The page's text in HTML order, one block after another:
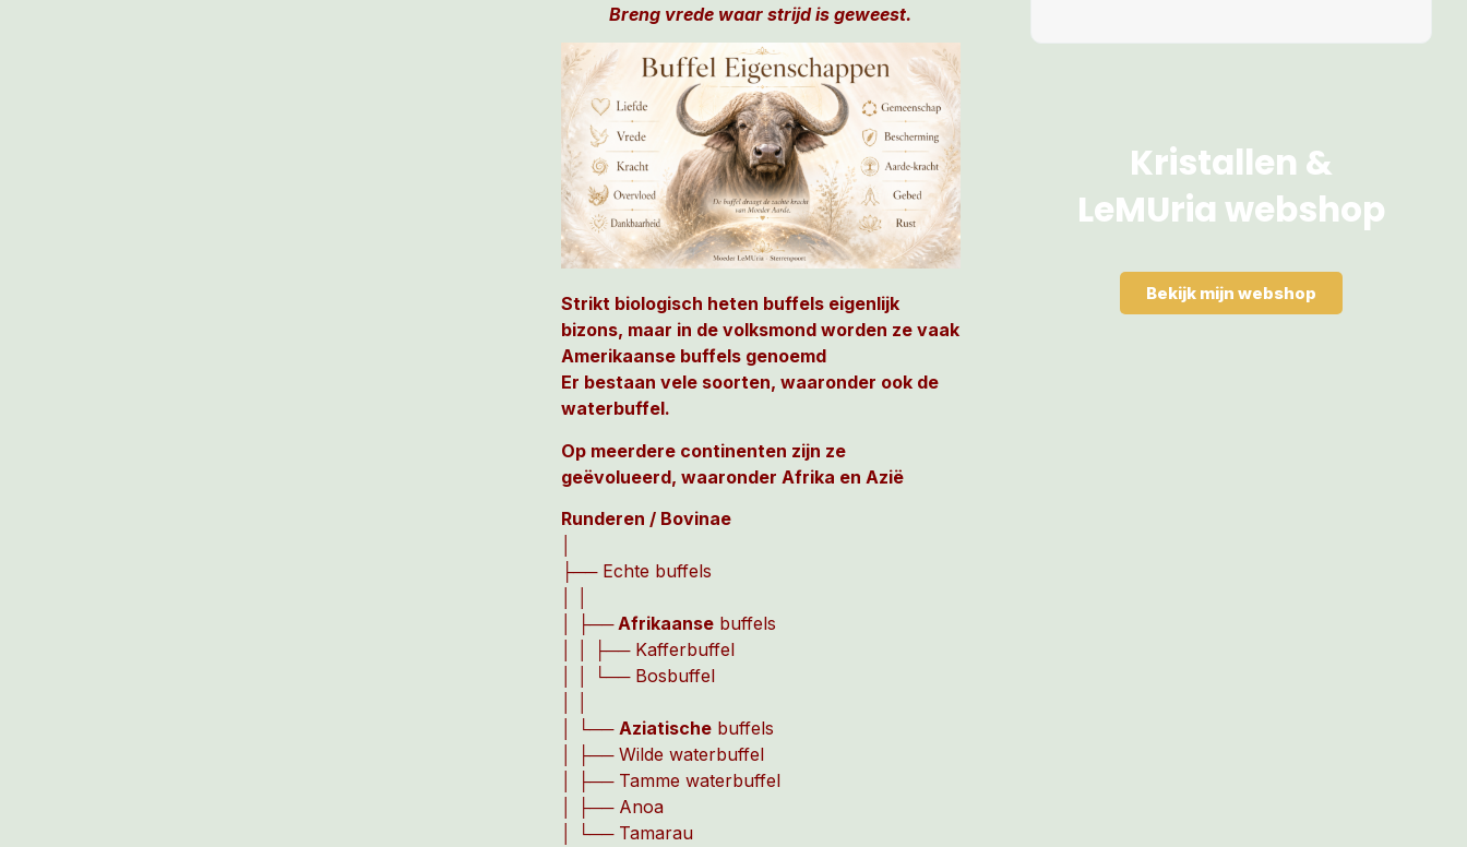
Breng vrede waar strijd is geweest.
Strikt biologisch heten buffels eigenlijk
bizons, maar in de volksmond worden ze vaak
Amerikaanse buffels genoemd
Er bestaan vele soorten, waaronder ook de
waterbuffel.
Op meerdere continenten zijn ze
geëvolueerd, waaronder Afrika en Azië
Runderen / Bovinae
├── Echte buffels
│ ├──Afrikaansebuffels
│ │ ├── Kafferbuffel
│ │ └── Bosbuffel
│ └── Aziatischebuffels
│ ├── Wilde waterbuffel
│ ├── Tamme waterbuffel
│ ├── Anoa
│ └── Tamarau
Kristallen &
LeMUria webshop
Bekijk mijn webshop